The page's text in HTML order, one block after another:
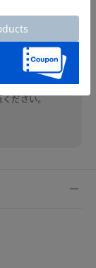
着るの
た時の
ださい。